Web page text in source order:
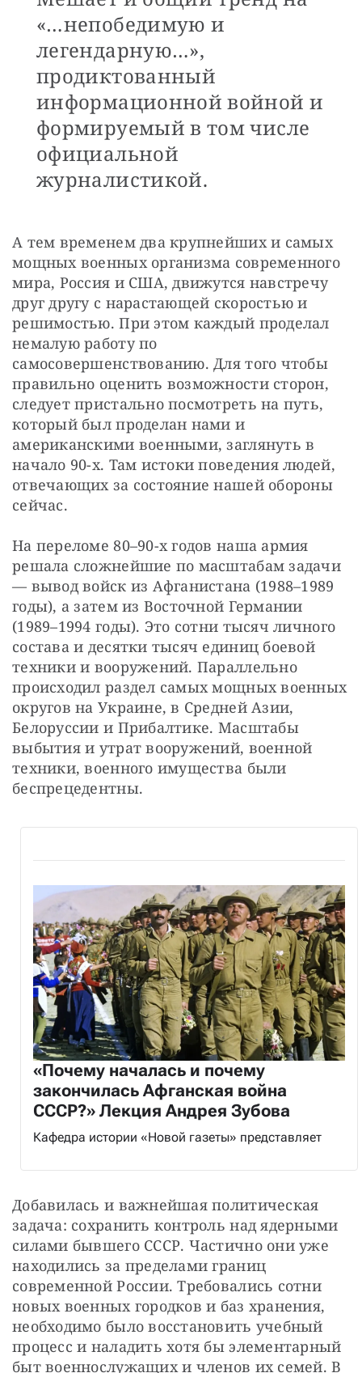
«…непобедимую и
легендарную…»,
продиктованный
информационной войной и
формируемый в том числе
официальной
журналистикой.
А тем временем два крупнейших и самых
мощных военных организма современного
мира, Россия и США, движутся навстречу
друг другу с нарастающей скоростью и
решимостью. При этом каждый проделал
немалую работу по
самосовершенствованию. Для того чтобы
правильно оценить возможности сторон,
следует пристально посмотреть на путь,
который был проделан нами и
американскими военными, заглянуть в
начало 90-х. Там истоки поведения людей,
отвечающих за состояние нашей обороны
сейчас.
На переломе 80–90-х годов наша армия
решала сложнейшие по масштабам задачи
— вывод войск из Афганистана (1988–1989
годы), а затем из Восточной Германии
(1989–1994 годы). Это сотни тысяч личного
состава и десятки тысяч единиц боевой
техники и вооружений. Параллельно
происходил раздел самых мощных военных
округов на Украине, в Средней Азии,
Белоруссии и Прибалтике. Масштабы
выбытия и утрат вооружений, военной
техники, военного имущества были
беспрецедентны.
«Почему началась и почему
закончилась Афганская война
СССР?» Лекция Андрея Зубова
Кафедра истории «Новой газеты» представляет
Добавилась и важнейшая политическая
задача: сохранить контроль над ядерными
силами бывшего СССР. Частично они уже
находились за пределами границ
современной России. Требовались сотни
новых военных городков и баз хранения,
необходимо было восстановить учебный
процесс и наладить хотя бы элементарный
быт военнослужащих и членов их семей. В